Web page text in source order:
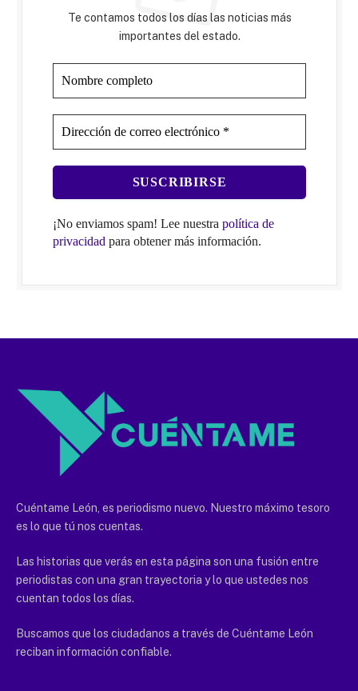
Te contamos todos los días las noticias más
importantes del estado.
¡No enviamos spam! Lee nuestra política de
privacidad para obtener más información.
Cuéntame León, es periodismo nuevo. Nuestro máximo tesoro
es lo que tú nos cuentas.
Las historias que verás en esta página son una fusión entre
periodistas con una gran trayectoria y lo que ustedes nos
cuentan todos los días.
Buscamos que los ciudadanos a través de Cuéntame León
reciban información confiable.